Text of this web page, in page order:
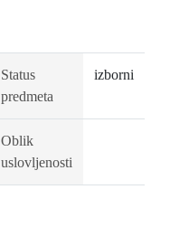
Status
predmeta
izborni
Oblik
uslovljenosti